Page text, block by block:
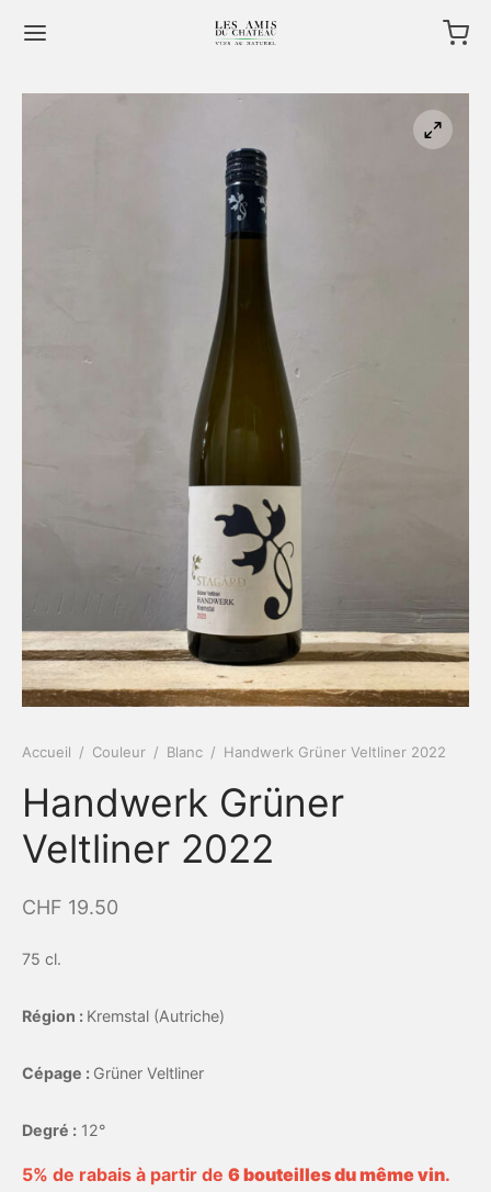
Accueil / Couleur / Blanc / Handwerk Grüner Veltliner 2022
Handwerk Grüner
Veltliner 2022
CHF 19.50
75 cl.
Région : Kremstal (Autriche)
Cépage : Grüner Veltliner
Degré : 12°
5% de rabais à partir de 6 bouteilles du même vin.